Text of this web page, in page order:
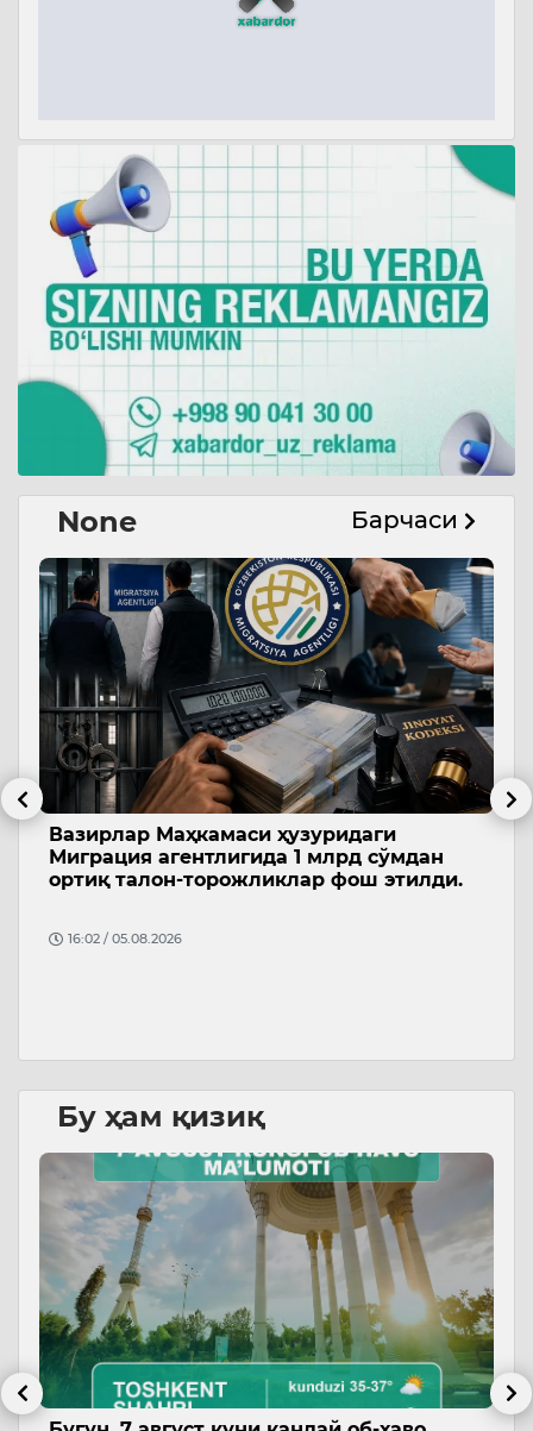
None Барчаси
Вазирлар Маҳкамаси ҳузуридаги
Миграция агентлигида 1 млрд сўмдан
ортиқ талон-торожликлар фош этилди.
16:02 / 05.08.2026
Бу ҳам қизиқ